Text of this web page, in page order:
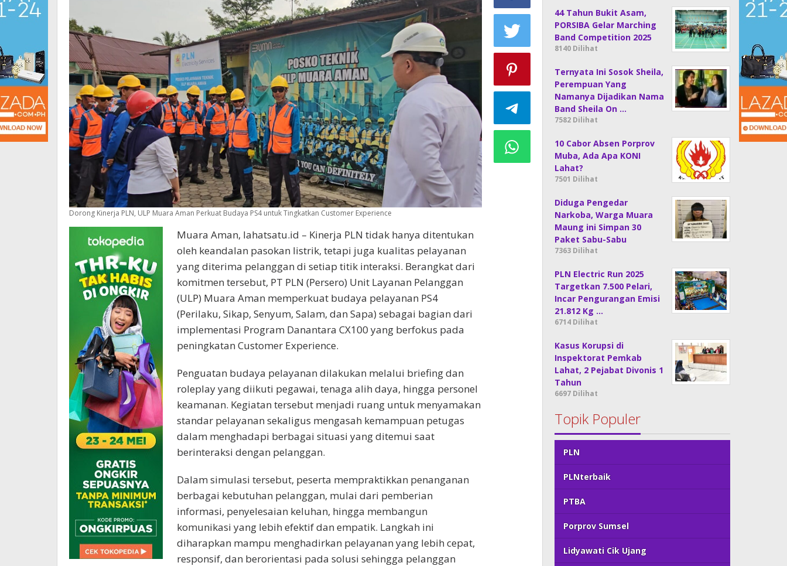
Dorong Kinerja PLN, ULP Muara Aman Perkuat Budaya PS4 untuk Tingkatkan Customer Experience
Muara Aman, lahatsatu.id – Kinerja PLN tidak hanya ditentukan
oleh keandalan pasokan listrik, tetapi juga kualitas pelayanan
yang diterima pelanggan di setiap titik interaksi. Berangkat dari
komitmen tersebut, PT PLN (Persero) Unit Layanan Pelanggan
(ULP) Muara Aman memperkuat budaya pelayanan PS4
(Perilaku, Sikap, Senyum, Salam, dan Sapa) sebagai bagian dari
implementasi Program Danantara CX100 yang berfokus pada
peningkatan Customer Experience.
Penguatan budaya pelayanan dilakukan melalui briefing dan
roleplay yang diikuti pegawai, tenaga alih daya, hingga personel
keamanan. Kegiatan tersebut menjadi ruang untuk menyamakan
standar pelayanan sekaligus mengasah kemampuan petugas
dalam menghadapi berbagai situasi yang ditemui saat
berinteraksi dengan pelanggan.
Dalam simulasi tersebut, peserta mempraktikkan penanganan
berbagai kebutuhan pelanggan, mulai dari pemberian
informasi, penyelesaian keluhan, hingga membangun
komunikasi yang lebih efektif dan empatik. Langkah ini
diharapkan mampu menghadirkan pelayanan yang lebih cepat,
responsif, dan berorientasi pada solusi sehingga pelanggan
44 Tahun Bukit Asam,
PORSIBA Gelar Marching
Band Competition 2025
8140 Dilihat
Ternyata Ini Sosok Sheila,
Perempuan Yang
Namanya Dijadikan Nama
Band Sheila On …
7582 Dilihat
10 Cabor Absen Porprov
Muba, Ada Apa KONI
Lahat?
7501 Dilihat
Diduga Pengedar
Narkoba, Warga Muara
Maung ini Simpan 30
Paket Sabu-Sabu
7363 Dilihat
PLN Electric Run 2025
Targetkan 7.500 Pelari,
Incar Pengurangan Emisi
21.812 Kg …
6714 Dilihat
Kasus Korupsi di
Inspektorat Pemkab
Lahat, 2 Pejabat Divonis 1
Tahun
6697 Dilihat
Topik Populer
PLN
PLNterbaik
PTBA
Porprov Sumsel
Lidyawati Cik Ujang